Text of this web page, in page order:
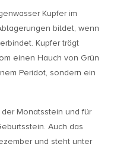
Kupfer im
bildet, wenn
Kupfer trägt
einen Hauch von Grün
Peridot, sondern ein
Monatsstein und für
Auch das
und steht unter